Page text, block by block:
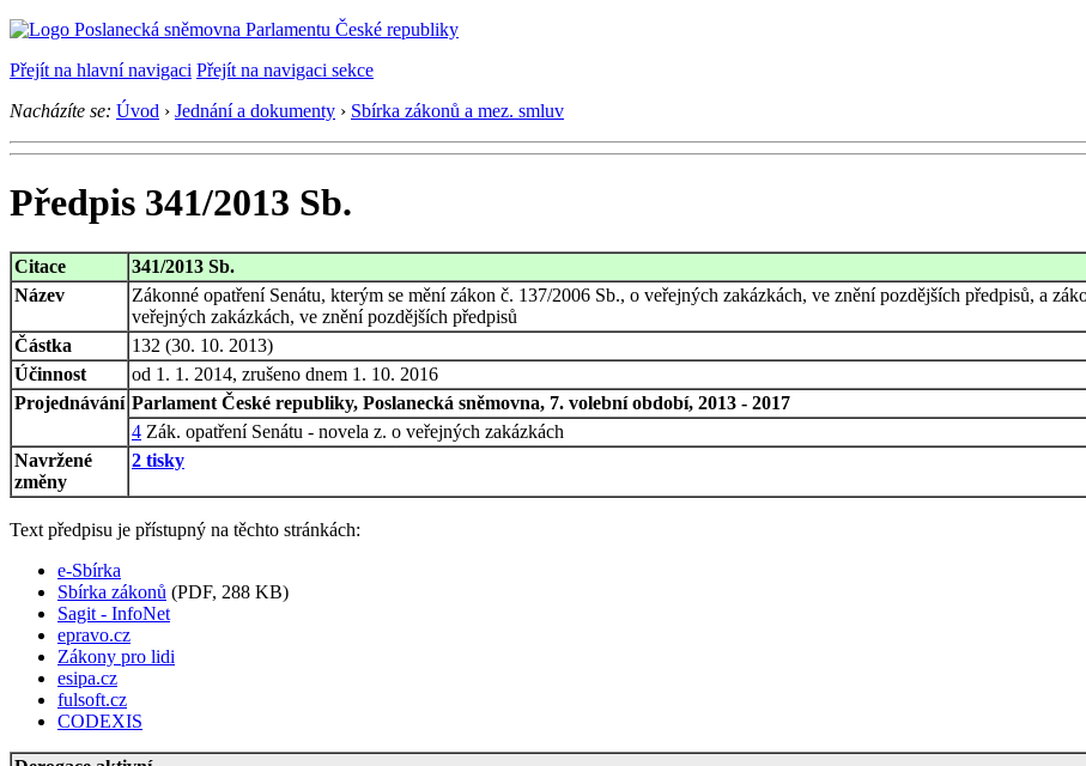
Přejít na hlavní navigaci Přejít na navigaci sekce
Nacházíte se: Úvod › Jednání a dokumenty › Sbírka zákonů a mez. smluv
Předpis 341/2013 Sb.
Citace
341/2013 Sb.
Název
Zákonné opatření Senátu, kterým se mění zákon č. 137/2006 Sb., o veřejných zakázkách, ve znění pozdějších předpisů, a
veřejných zakázkách, ve znění pozdějších předpisů
Částka
132 (30. 10. 2013)
Účinnost
od 1. 1. 2014, zrušeno dnem 1. 10. 2016
Projednávání Parlament České republiky, Poslanecká sněmovna, 7. volební období, 2013 - 2017
4 Zák. opatření Senátu - novela z. o veřejných zakázkách
Navržené
změny
2 tisky
Text předpisu je přístupný na těchto stránkách:
e-Sbírka
Sbírka zákonů (PDF, 288 KB)
Sagit - InfoNet
epravo.cz
Zákony pro lidi
esipa.cz
fulsoft.cz
CODEXIS